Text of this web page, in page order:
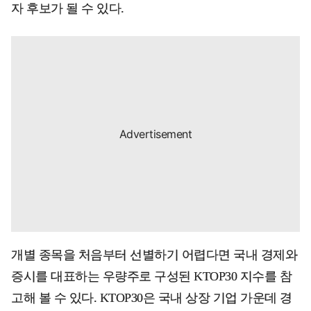
자 후보가 될 수 있다.
개별 종목을 처음부터 선별하기 어렵다면 국내 경제와
증시를 대표하는 우량주로 구성된 KTOP30 지수를 참
고해 볼 수 있다. KTOP30은 국내 상장 기업 가운데 경